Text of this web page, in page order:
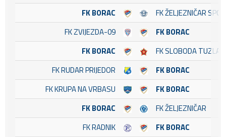
FK BORAC
FK ŽELJEZNIČAR
FK ZVIJEZDA-09
FK BORAC
FK BORAC
FK SLOBODA TUZLA
FK RUDAR PRIJEDOR
FK BORAC
FK KRUPA NA VRBASU
FK BORAC
FK BORAC
FK ŽELJEZNIČAR
FK RADNIK
FK BORAC